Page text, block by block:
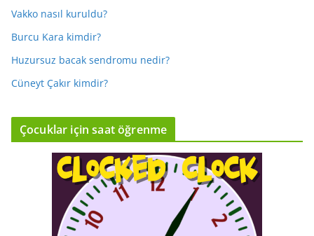
Vakko nasıl kuruldu?
Burcu Kara kimdir?
Huzursuz bacak sendromu nedir?
Cüneyt Çakır kimdir?
Çocuklar için saat öğrenme